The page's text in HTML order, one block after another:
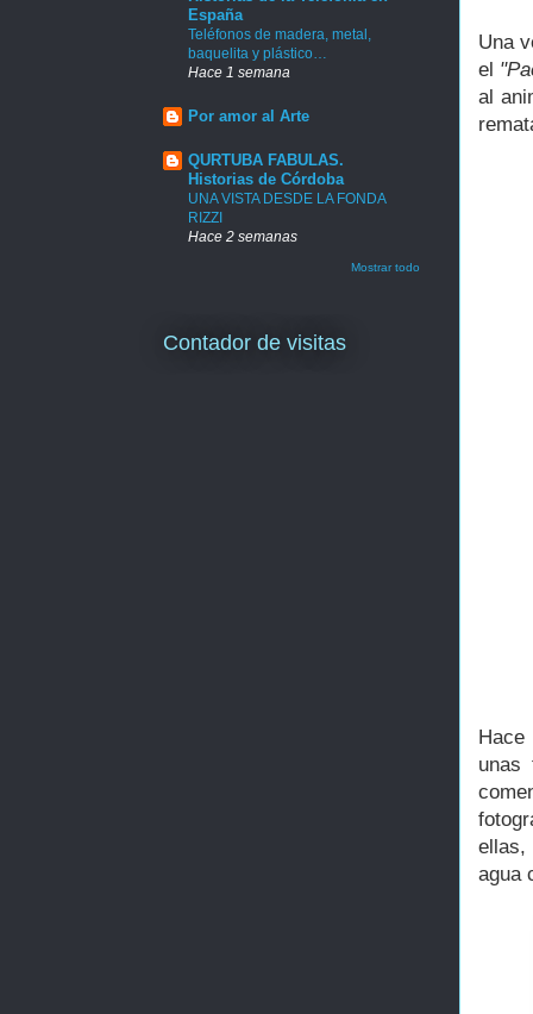
Una
el
al
unas
agua
España
Teléfonos de madera, metal,
baquelita y plástico…
Hace 1 semana
Por amor al Arte
QURTUBA FABULAS.
Historias de Córdoba
UNA VISTA DESDE LA FONDA
RIZZI
Hace 2 semanas
Mostrar todo
Contador de visitas